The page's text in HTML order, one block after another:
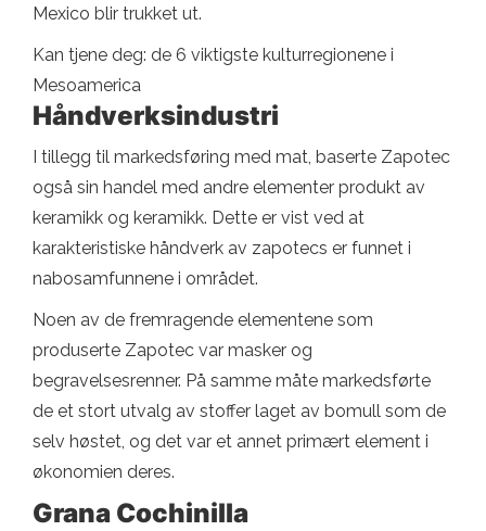
Mexico blir trukket ut.
Kan tjene deg: de 6 viktigste kulturregionene i
Mesoamerica
Håndverksindustri
I tillegg til markedsføring med mat, baserte Zapotec
også sin handel med andre elementer produkt av
keramikk og keramikk. Dette er vist ved at
karakteristiske håndverk av zapotecs er funnet i
nabosamfunnene i området.
Noen av de fremragende elementene som
produserte Zapotec var masker og
begravelsesrenner. På samme måte markedsførte
de et stort utvalg av stoffer laget av bomull som de
selv høstet, og det var et annet primært element i
økonomien deres.
Grana Cochinilla